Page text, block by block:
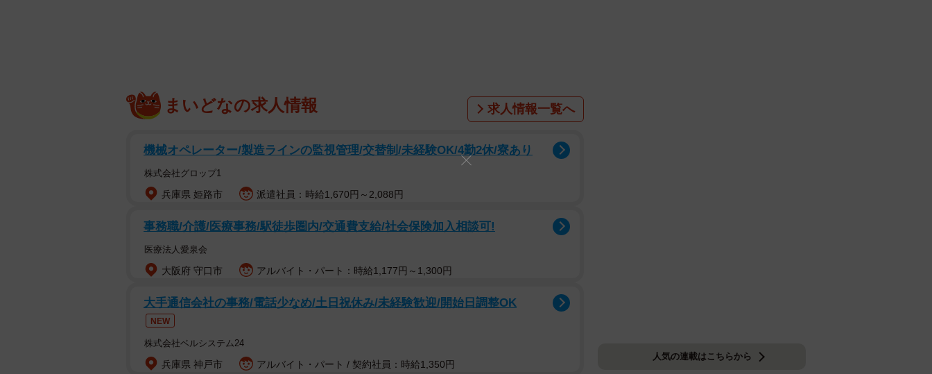
まいどなの求人情報 求人情報一覧へ
機械オペレーター/製造ラインの監視管理/交替制/未経験OK/4勤2休/寮あり
株式会社グロップ1
兵庫県 姫路市 派遣社員：時給1,670円～2,088円
事務職/介護/医療事務/駅徒歩圏内/交通費支給/社会保険加入相談可!
医療法人愛泉会
大阪府 守口市 アルバイト・パート：時給1,177円～1,300円
大手通信会社の事務/電話少なめ/土日祝休み/未経験歓迎/開始日調整OK
NEW
株式会社ベルシステム24
兵庫県 神戸市 アルバイト・パート / 契約社員：時給1,350円
人気の連載はこちらから